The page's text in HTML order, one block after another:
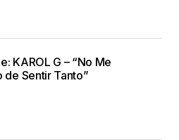
KAROL G – “No Me
de Sentir Tanto”